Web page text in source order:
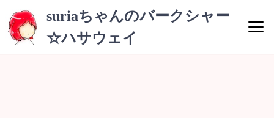
テ
suriaちゃんのバークシャー
☆ハサウェイ